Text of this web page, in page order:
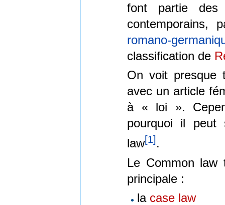
font partie des
contemporains,
romano-
classification de
On voit presque
avec un article
à « loi ».
pourquoi il
law[1] .
Le Common law
principale :
la case law